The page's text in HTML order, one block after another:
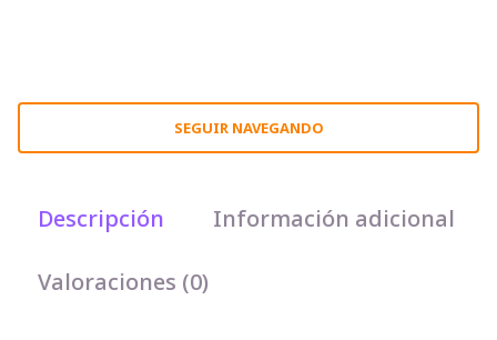
SEGUIR NAVEGANDO
Descripción Información adicional
Valoraciones (0)